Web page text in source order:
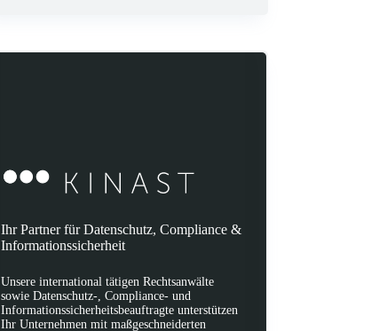
Ihr Partner für Datenschutz, Compliance &
Informationssicherheit
Unsere international tätigen Rechtsanwälte
sowie Datenschutz-, Compliance- und
Informationssicherheitsbeauftragte unterstützen
Ihr Unternehmen mit maßgeschneiderten